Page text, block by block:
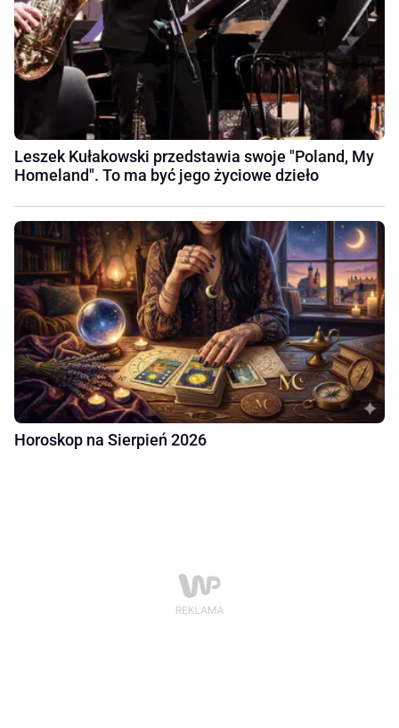
Leszek Kułakowski przedstawia swoje "Poland, My
Homeland". To ma być jego życiowe dzieło
Horoskop na Sierpień 2026